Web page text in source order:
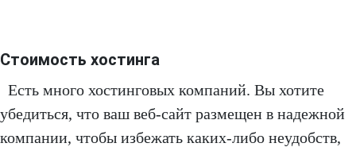
Стоимость хостинга
Есть много хостинговых компаний. Вы хотите
убедиться, что ваш веб-сайт размещен в надежной
компании, чтобы избежать каких-либо неудобств,